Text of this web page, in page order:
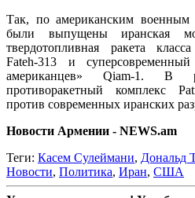
Так, по американским военным
были выпущены иранская
твердотопливная ракета
Fateh-313 и
американцев» Qiam-1. В
противоракетный комплекс
против современных иранских
Новости Армении - NEWS.am
Теги: Касем Сулеймани, Дональд
Новости, Политика, Иран, США